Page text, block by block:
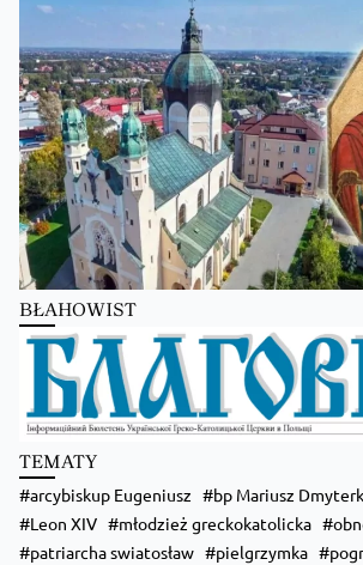
Kościół GreckokatolickiKościół
zmienił(a) swój status.
6 hours ago
Zobacz na
Kościół Greckokatolicki
2 days ago
Школи Християнського Аніматора (ШХА)
✨ Хочеш не просто проводити час, а зростати у
таланти та навчитися надихати інших?
Запрошуємо тебе до Школи Християнського
місця, де формується нове покоління
💙 На тебе чекає:
• формація, яка допоможе зміцнити віру;
• практичні навички для організації зустрічей, т
...
BŁAHOWIST
TEMATY
arcybiskup Eugeniusz bp Mariusz
Leon XIV
młodzież greckokatolicka
patriarcha swiatosław
pielgrzymka